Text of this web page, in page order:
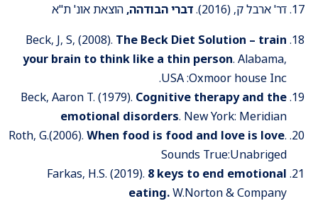
דר' ארבל ק, (2016).
דברי הבודהה, הוצאת אונ' ת"א
Beck, J, S, (2008). The Beck Diet Solution – train
your brain to think like a thin person. Alabama,
USA :Oxmoor house Inc.
Beck, Aaron T. (1979). Cognitive therapy and the
emotional disorders. New York: Meridian
Roth, G.(2006). When food is food and love is love.
Sounds True:Unabriged
Farkas, H.S. (2019). 8 keys to end emotional
eating.W.Norton & Company